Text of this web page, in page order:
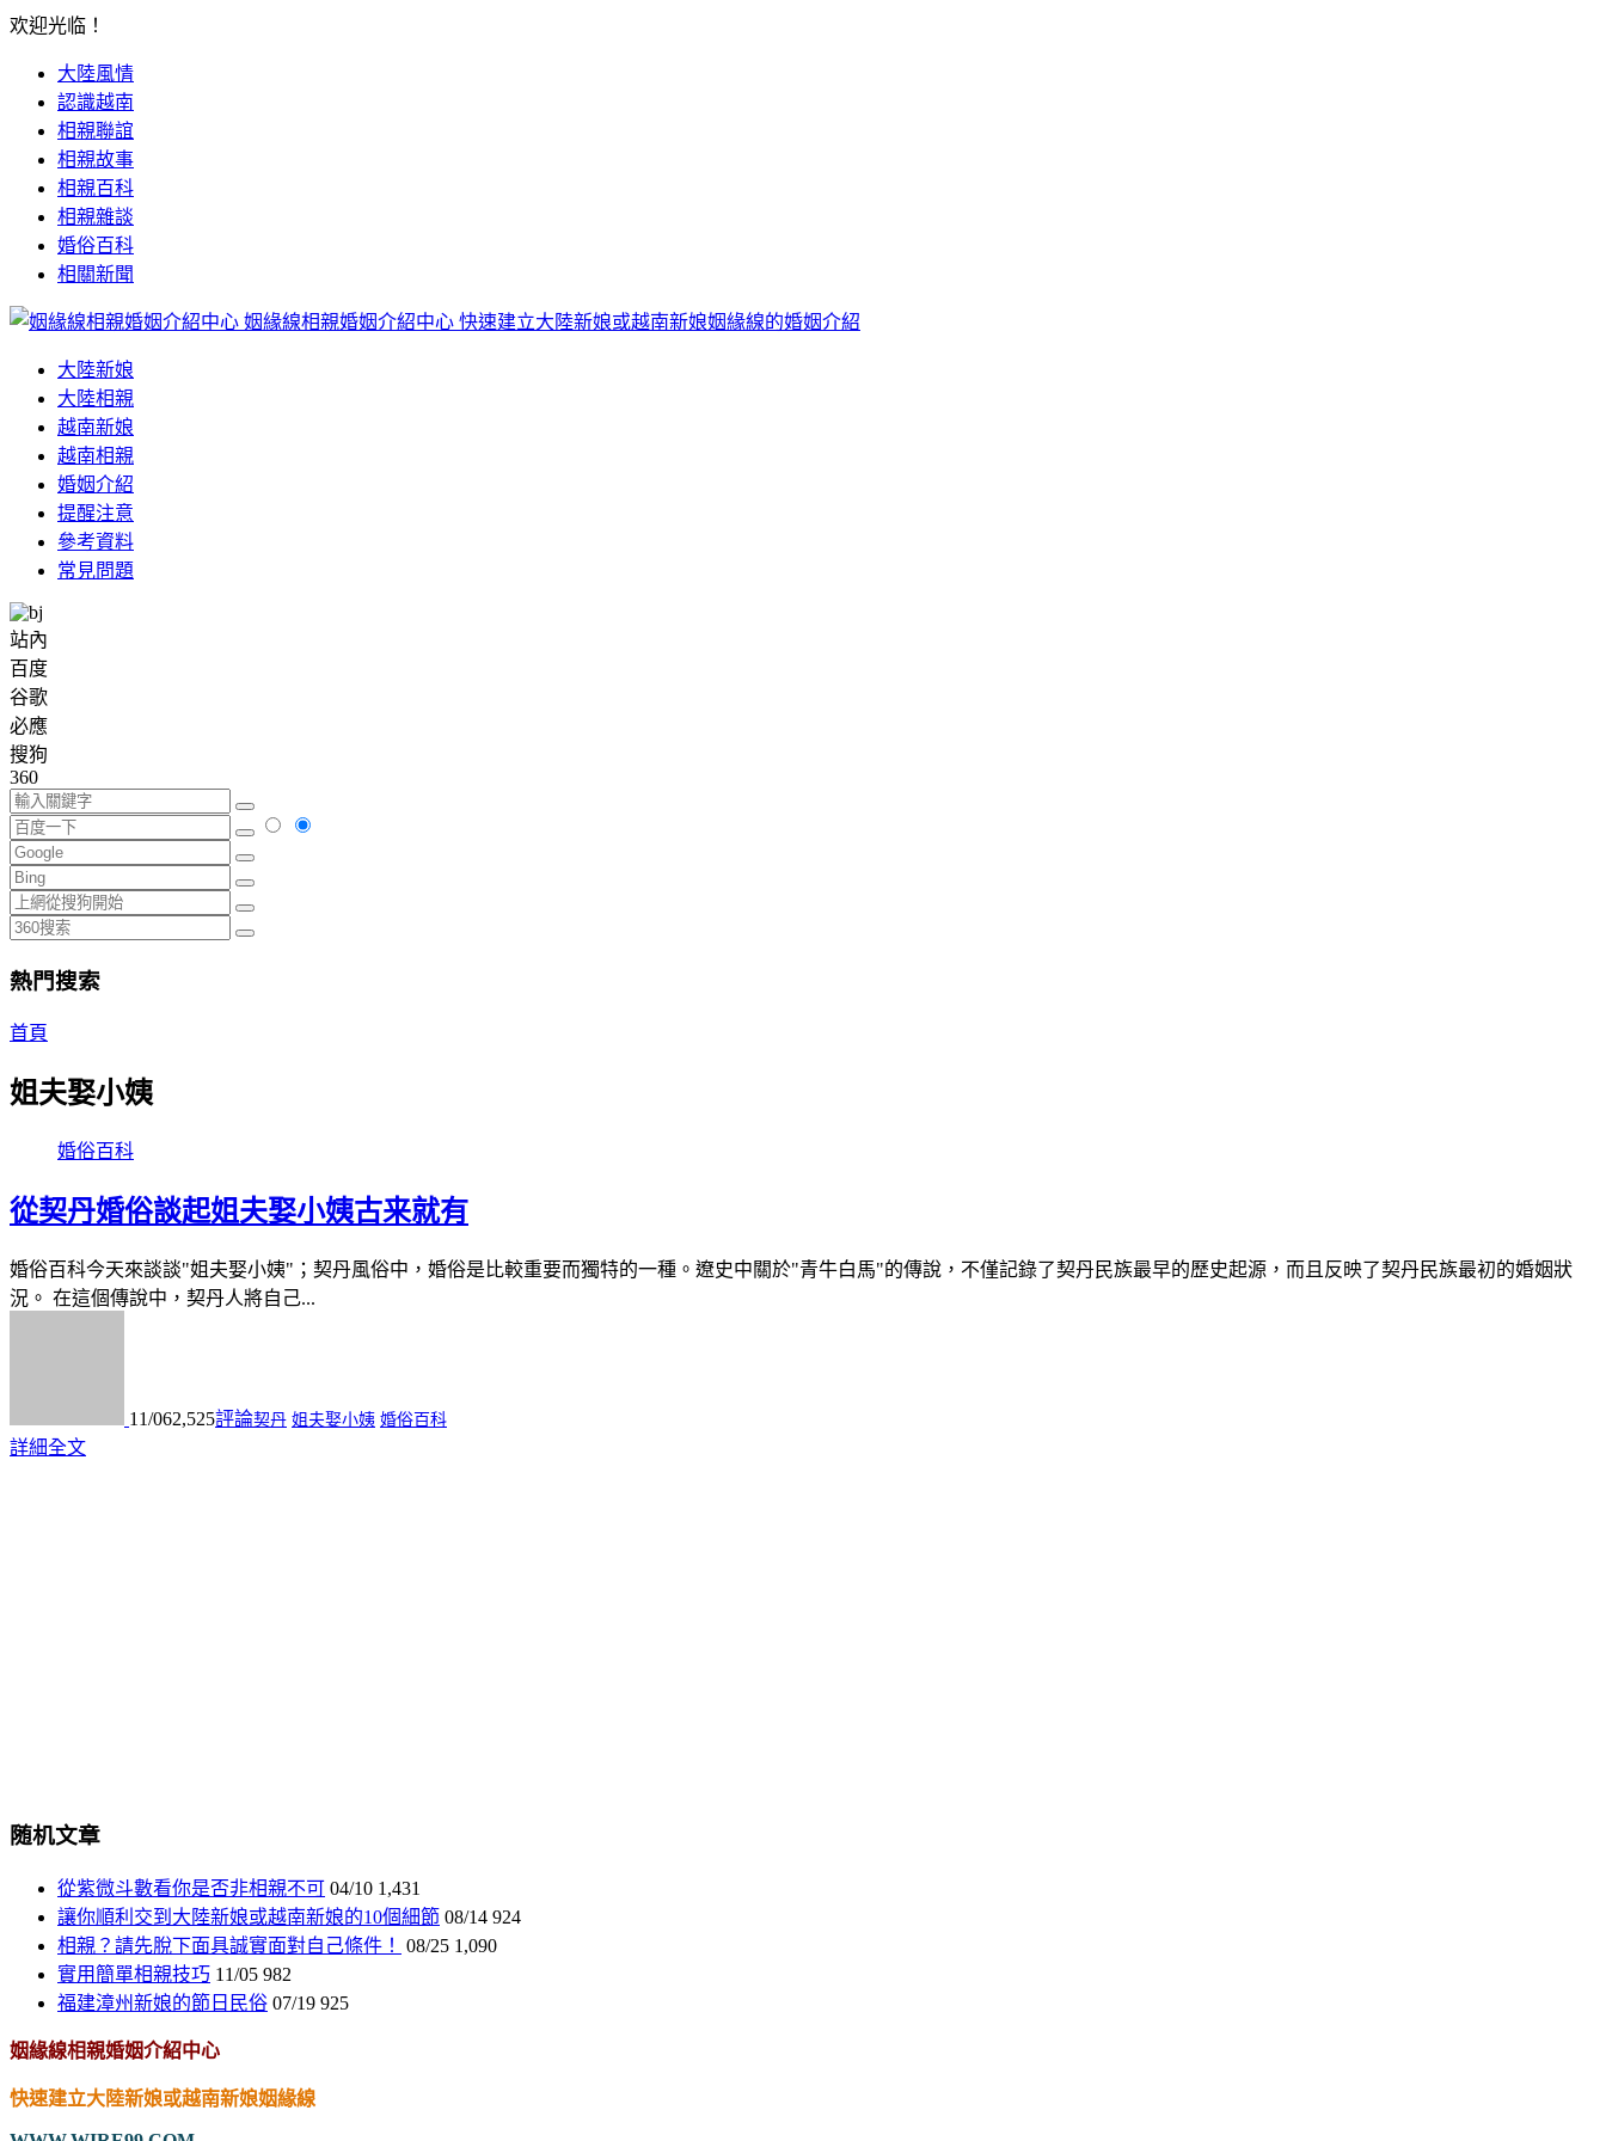
欢迎光临！
大陸風情
認識越南
相親聯誼
相親故事
相親百科
相親雜談
婚俗百科
相關新聞
姻緣線相親婚姻介紹中心 快速建立大陸新娘或越南新娘姻緣線的婚姻介紹
大陸新娘
大陸相親
越南新娘
越南相親
婚姻介紹
提醒注意
參考資料
常見問題
站內
百度
谷歌
必應
搜狗
360
熱門搜索
首頁
姐夫娶小姨
婚俗百科
從契丹婚俗談起姐夫娶小姨古来就有
婚俗百科今天來談談"姐夫娶小姨"；契丹風俗中，婚俗是比較重要而獨特的一種。遼史中關於"青牛白馬"的傳說，不僅記錄了契丹民族最早的歷史起源，而且反映了契丹民族最初的婚姻狀
況。 在這個傳說中，契丹人將自己...
11/062,525評論契丹 姐夫娶小姨 婚俗百科
詳細全文
随机文章
從紫微斗數看你是否非相親不可 04/10 1,431
讓你順利交到大陸新娘或越南新娘的10個細節 08/14 924
相親？請先脫下面具誠實面對自己條件！
08/25 1,090
實用簡單相親技巧 11/05 982
福建漳州新娘的節日民俗 07/19 925
姻緣線相親婚姻介紹中心
快速建立大陸新娘或越南新娘姻緣線